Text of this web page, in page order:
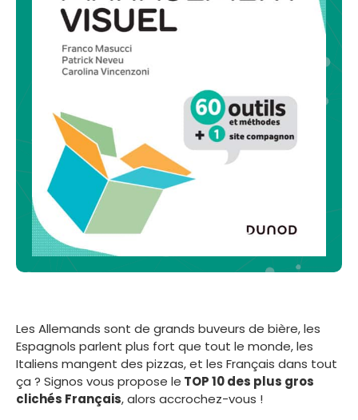
Les Allemands sont de grands buveurs de bière, les
Espagnols parlent plus fort que tout le monde, les
Italiens mangent des pizzas, et les Français dans tout
ça ? Signos vous propose le TOP 10 des plus gros
clichés Français, alors accrochez-vous !